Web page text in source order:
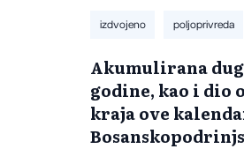
izdvojeno poljoprivreda
Akumulirana
godine, kao i dio
kraja ove